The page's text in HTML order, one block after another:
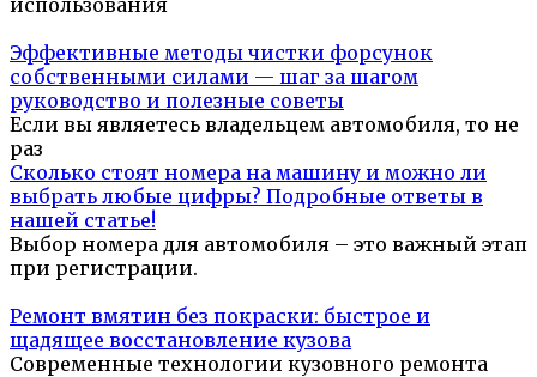
использования
Эффективные методы чистки форсунок
собственными силами — шаг за шагом
руководство и полезные советы
Если вы являетесь владельцем автомобиля, то не
раз
Сколько стоят номера на машину и можно ли
выбрать любые цифры? Подробные ответы в
нашей статье!
Выбор номера для автомобиля – это важный этап
при регистрации.
Ремонт вмятин без покраски: быстрое и
щадящее восстановление кузова
Современные технологии кузовного ремонта